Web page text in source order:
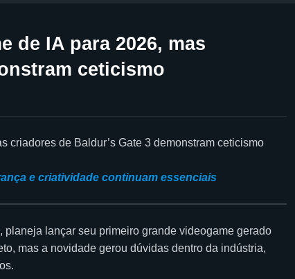
de IA para 2026, mas
ceticismo
e criatividade continuam essenciais
lançar seu primeiro grande videogame gerado
mas a novidade gerou dúvidas dentro da indústria,